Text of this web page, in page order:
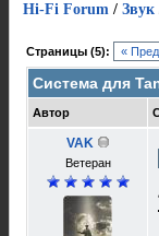
Hi-Fi Forum / Звук
Страницы (5): «
Система для
Автор
VAK
Ветеран